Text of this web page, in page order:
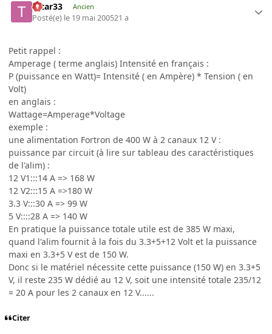
tatar33 Ancien
Posté(e) le 19 mai 200521 a
Petit rappel :
Amperage ( terme anglais) Intensité en français :
P (puissance en Watt)= Intensité ( en Ampère) * Tension ( en
Volt)
en anglais :
Wattage=Amperage*Voltage
exemple :
une alimentation Fortron de 400 W à 2 canaux 12 V :
puissance par circuit (à lire sur tableau des caractéristiques
de l'alim) :
12 V1:::14 A => 168 W
12 V2:::15 A =>180 W
3.3 V:::30 A => 99 W
5 V::::28 A => 140 W
En pratique la puissance totale utile est de 385 W maxi,
quand l'alim fournit à la fois du 3.3+5+12 Volt et la puissance
maxi en 3.3+5 V est de 150 W.
Donc si le matériel nécessite cette puissance (150 W) en 3.3+5
V, il reste 235 W dédié au 12 V, soit une intensité totale 235/12
= 20 A pour les 2 canaux en 12 V......
Citer